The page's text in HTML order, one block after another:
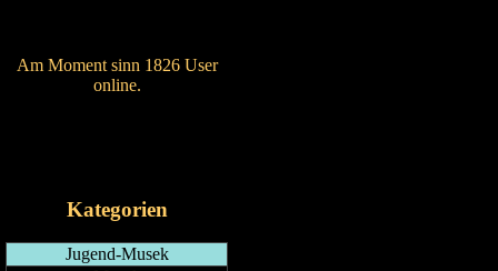
Am Moment sinn 1826 User
online.
Kategorien
Jugend-Musek